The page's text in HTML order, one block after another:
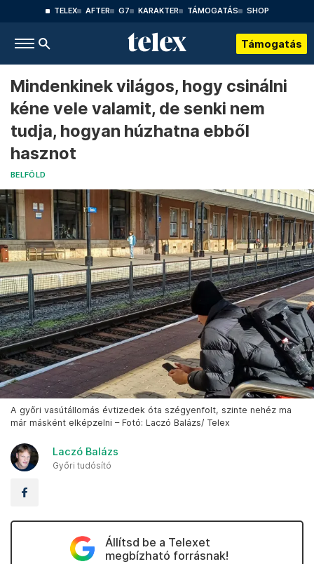
TELEX AFTER G7 KARAKTER TÁMOGATÁS SHOP
Támogatás
Mindenkinek világos, hogy csinálni
kéne vele valamit, de senki nem
tudja, hogyan húzhatna ebből
hasznot
BELFÖLD
A győri vasútállomás évtizedek óta szégyenfolt, szinte nehéz ma
már másként elképzelni – Fotó: Laczó Balázs/ Telex
Laczó Balázs
Győri tudósító
Állítsd be a Telexet
megbízható forrásnak!